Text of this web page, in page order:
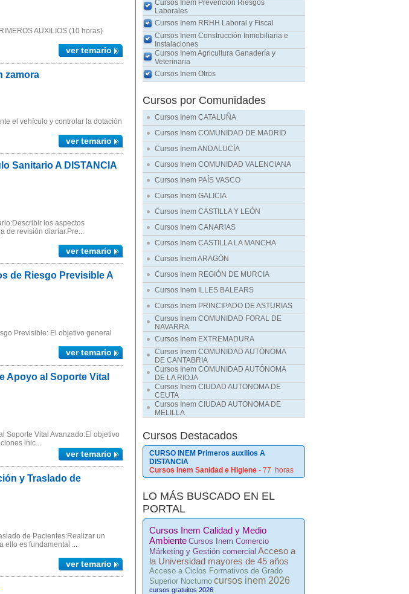
AUXILIOS (10 horas)
ver temario
zamora
el vehículo y controlar la dotación
ver temario
Sanitario A DISTANCIA
los aspectos
de revisión diariar.Pre...
ver temario
de Riesgo Previsible A
Previsible: El objetivo general
ver temario
Apoyo al Soporte Vital
Soporte Vital Avanzado:El objetivo
inic...
ver temario
y Traslado de
de Pacientes:Realizar un
ello es fundamental ...
ver temario
Cursos Inem Prevención Riesgos
Laborales
Cursos Inem RRHH Laboral y Fiscal
Cursos Inem Construcción Inmobiliaria e
Instalaciones
Cursos Inem Agricultura Ganadería y
Veterinaria
Cursos Inem Otros
Cursos por Comunidades
Cursos Inem CATALUÑA
Cursos Inem COMUNIDAD DE MADRID
Cursos Inem ANDALUCÍA
Cursos Inem COMUNIDAD VALENCIANA
Cursos Inem PAÍS VASCO
Cursos Inem GALICIA
Cursos Inem CASTILLA Y LEÓN
Cursos Inem CANARIAS
Cursos Inem CASTILLA LA MANCHA
Cursos Inem ARAGÓN
Cursos Inem REGIÓN DE MURCIA
Cursos Inem ILLES BALEARS
Cursos Inem PRINCIPADO DE ASTURIAS
Cursos Inem COMUNIDAD FORAL DE
NAVARRA
Cursos Inem EXTREMADURA
Cursos Inem COMUNIDAD AUTÓNOMA
DE CANTABRIA
Cursos Inem COMUNIDAD AUTÓNOMA
DE LA RIOJA
Cursos Inem CIUDAD AUTONOMA DE
CEUTA
Cursos Inem CIUDAD AUTONOMA DE
MELILLA
Cursos Destacados
CURSO INEM Primeros auxilios A
DISTANCIA
Cursos Inem Sanidad e Higiene - 77 horas
LO MÁS BUSCADO EN EL
PORTAL
Cursos Inem Calidad y Medio
Ambiente Cursos Inem Comercio
Márketing y Gestión comercial Acceso a
la Universidad mayores de 45 años
Acceso a Ciclos Formativos de Grado
Superior Nocturno cursos inem 2026
cursos gratuitos 2026